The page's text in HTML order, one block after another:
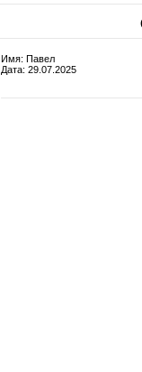
Имя: Павел
Дата: 29.07.2025